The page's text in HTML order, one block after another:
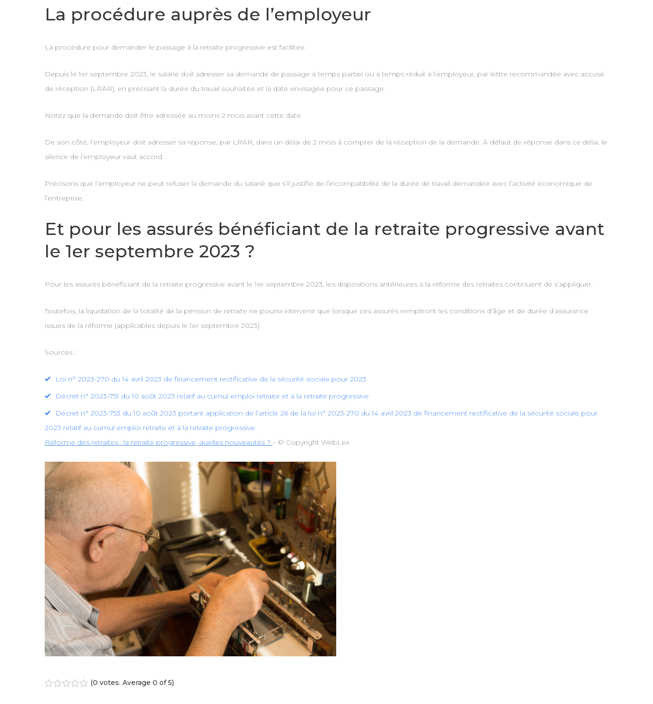
La procédure auprès de l’employeur
La procédure pour demander le passage à la retraite progressive est facilitée.
Depuis le 1er septembre 2023, le salarié doit adresser sa demande de passage à temps partiel ou à temps réduit à l’employeur, par lettre recommandée avec accusé
de réception (LRAR), en précisant la durée du travail souhaitée et la date envisagée pour ce passage.
Notez que la demande doit être adressée au moins 2 mois avant cette date.
De son côté, l’employeur doit adresser sa réponse, par LRAR, dans un délai de 2 mois à compter de la réception de la demande. À défaut de réponse dans ce délai, le
silence de l’employeur vaut accord.
Précisons que l’employeur ne peut refuser la demande du salarié que s’il justifie de l’incompatibilité de la durée de travail demandée avec l’activité économique de
l’entreprise.
Et pour les assurés bénéficiant de la retraite progressive avant
le 1er septembre 2023 ?
Pour les assurés bénéficiant de la retraite progressive avant le 1er septembre 2023, les dispositions antérieures à la réforme des retraites continuent de s’appliquer.
Toutefois, la liquidation de la totalité de la pension de retraite ne pourra intervenir que lorsque ces assurés rempliront les conditions d’âge et de durée d’assurance
issues de la réforme (applicables depuis le 1er septembre 2023).
Sources :
Loi n° 2023-270 du 14 avril 2023 de financement rectificative de la sécurité sociale pour 2023
Décret n° 2023-751 du 10 août 2023 relatif au cumul emploi retraite et à la retraite progressive
Décret n° 2023-753 du 10 août 2023 portant application de l’article 26 de la loi n° 2023-270 du 14 avril 2023 de financement rectificative de la sécurité sociale pour
2023 relatif au cumul emploi retraite et à la retraite progressive
Réforme des retraites : la retraite progressive, quelles nouveautés ? – © Copyright WebLex
(0 votes. Average 0 of 5)